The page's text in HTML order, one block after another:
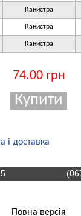
Канистра
Канистра
Канистра
74.00 грн
і доставка
Повна версія